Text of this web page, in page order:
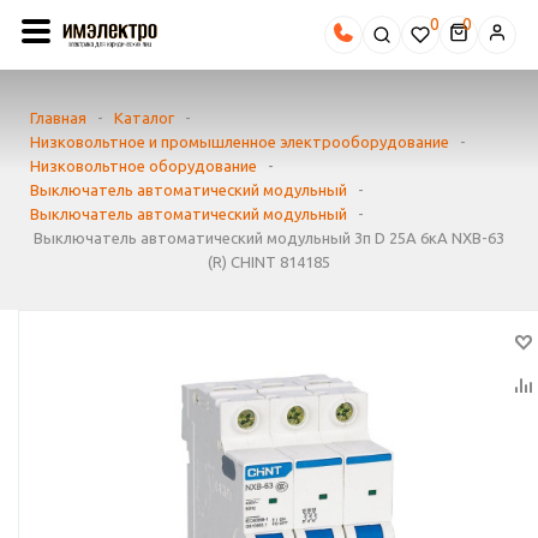
0
Главная - Каталог
-
Низковольтное и промышленное электрооборудование
-
Низковольтное оборудование
-
Выключатель автоматический модульный
-
Выключатель автоматический модульный
-
Выключатель автоматический модульный 3п D 25А 6кА NXB-63
(R) CHINT 814185